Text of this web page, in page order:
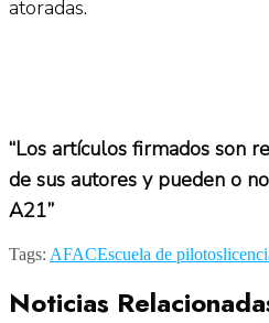
atoradas.
“Los artículos firmados son
de sus autores y pueden o
A21”
Tags: AFACEscuela de pilotos
Noticias